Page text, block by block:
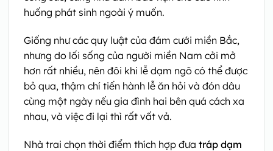
huống phát sinh ngoài ý muốn.
Giống như các quy luật của đám cưới miền Bắc,
nhưng do lối sống của người miền Nam cởi mở
hơn rất nhiều, nên đôi khi lễ dạm ngõ có thể được
bỏ qua, thậm chí tiến hành lễ ăn hỏi và đón dâu
cùng một ngày nếu gia đình hai bên quá cách xa
nhau, và việc đi lại thì rất vất vả.
Nhà trai chọn thời điểm thích hợp đưa tráp dạm